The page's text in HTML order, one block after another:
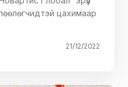
цахимаар
21/12/2022